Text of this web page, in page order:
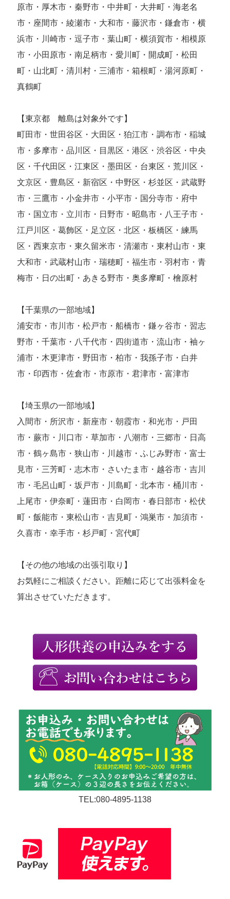
原市・厚木市・秦野市・中井町・大井町・海老名
市・座間市・綾瀬市・大和市・藤沢市・鎌倉市・横
浜市・川崎市・逗子市・葉山町・横須賀市・相模原
市・小田原市・南足柄市・愛川町・開成町・松田
町・山北町・清川村・三浦市・箱根町・湯河原町・
真鶴町
【東京都 離島は対象外です】
町田市・世田谷区・大田区・狛江市・調布市・稲城
市・多摩市・品川区・目黒区・港区・渋谷区・中央
区・千代田区・江東区・墨田区・台東区・荒川区・
文京区・豊島区・新宿区・中野区・杉並区・武蔵野
市・三鷹市・小金井市・小平市・国分寺市・府中
市・国立市・立川市・日野市・昭島市・八王子市・
江戸川区・葛飾区・足立区・北区・板橋区・練馬
区・西東京市・東久留米市・清瀬市・東村山市・東
大和市・武蔵村山市・瑞穂町・福生市・羽村市・青
梅市・日の出町・あきる野市・奥多摩町・檜原村
【千葉県の一部地域】
浦安市・市川市・松戸市・船橋市・鎌ヶ谷市・習志
野市・千葉市・八千代市・四街道市・流山市・袖ヶ
浦市・木更津市・野田市・柏市・我孫子市・白井
市・印西市・佐倉市・市原市・君津市・富津市
【埼玉県の一部地域】
入間市・所沢市・新座市・朝霞市・和光市・戸田
市・蕨市・川口市・草加市・八潮市・三郷市・日高
市・鶴ヶ島市・狭山市・川越市・ふじみ野市・富士
見市・三芳町・志木市・さいたま市・越谷市・吉川
市・毛呂山町・坂戸市・川島町・北本市・桶川市・
上尾市・伊奈町・蓮田市・白岡市・春日部市・松伏
町・飯能市・東松山市・吉見町・鴻巣市・加須市・
久喜市・幸手市・杉戸町・宮代町
【その他の地域の出張引取り】
お気軽にご相談ください。距離に応じて出張料金を
算出させていただきます。
TEL:080-4895-1138